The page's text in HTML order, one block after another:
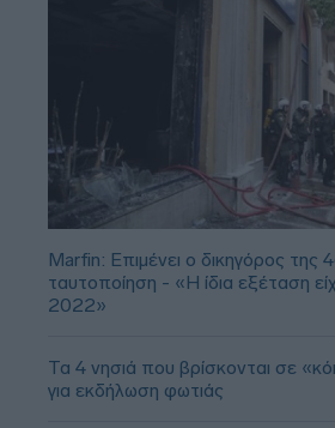
Marfin: Επιμένει ο δικηγόρος της
ταυτοποίηση - «Η ίδια εξέταση
2022»
Τα 4 νησιά που βρίσκονται σε
για εκδήλωση φωτιάς